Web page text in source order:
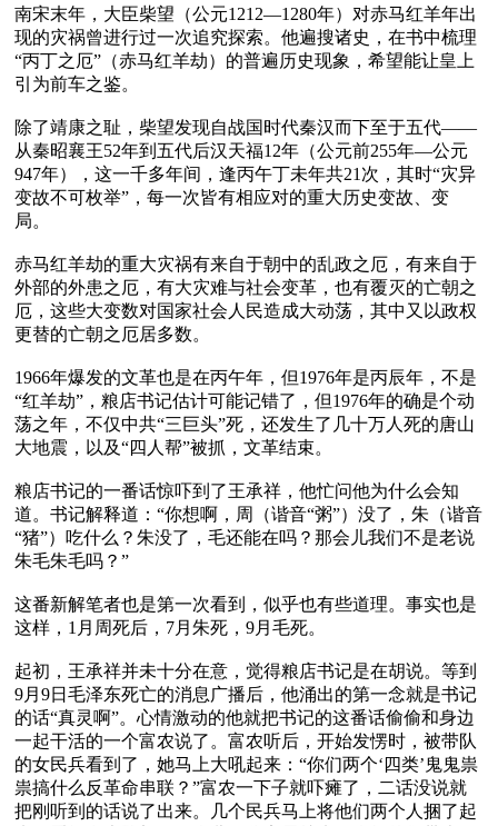
南宋末年，大臣柴望（公元1212—1280年）对赤马红羊年出
现的灾祸曾进行过一次追究探索。他遍搜诸史，在书中梳理
“丙丁之厄”（赤马红羊劫）的普遍历史现象，希望能让皇上
引为前车之鉴。
除了靖康之耻，柴望发现自战国时代秦汉而下至于五代——
从秦昭襄王52年到五代后汉天福12年（公元前255年—公元
947年），这一千多年间，逢丙午丁未年共21次，其时“灾异
变故不可枚举”，每一次皆有相应对的重大历史变故、变
局。
赤马红羊劫的重大灾祸有来自于朝中的乱政之厄，有来自于
外部的外患之厄，有大灾难与社会变革，也有覆灭的亡朝之
厄，这些大变数对国家社会人民造成大动荡，其中又以政权
更替的亡朝之厄居多数。
1966年爆发的文革也是在丙午年，但1976年是丙辰年，不是
“红羊劫”，粮店书记估计可能记错了，但1976年的确是个动
荡之年，不仅中共“三巨头”死，还发生了几十万人死的唐山
大地震，以及“四人帮”被抓，文革结束。
粮店书记的一番话惊吓到了王承祥，他忙问他为什么会知
道。书记解释道：“你想啊，周（谐音“粥”）没了，朱（谐音
“猪”）吃什么？朱没了，毛还能在吗？那会儿我们不是老说
朱毛朱毛吗？”
这番新解笔者也是第一次看到，似乎也有些道理。事实也是
这样，1月周死后，7月朱死，9月毛死。
起初，王承祥并未十分在意，觉得粮店书记是在胡说。等到
9月9日毛泽东死亡的消息广播后，他涌出的第一念就是书记
的话“真灵啊”。心情激动的他就把书记的这番话偷偷和身边
一起干活的一个富农说了。富农听后，开始发愣时，被带队
的女民兵看到了，她马上大吼起来：“你们两个‘四类’鬼鬼祟
祟搞什么反革命串联？”富农一下子就吓瘫了，二话没说就
把刚听到的话说了出来。几个民兵马上将他们两个人捆了起